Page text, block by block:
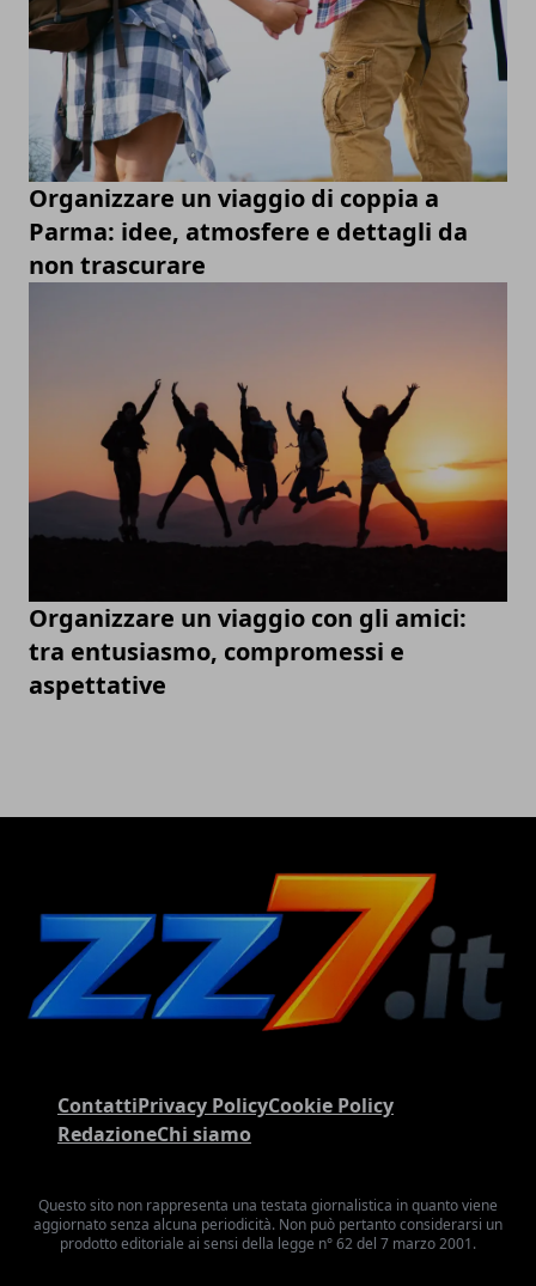
Organizzare un viaggio di coppia a
Parma: idee, atmosfere e dettagli da
non trascurare
Organizzare un viaggio con gli amici:
tra entusiasmo, compromessi e
aspettative
ContattiPrivacy PolicyCookie Policy
RedazioneChi siamo
Questo sito non rappresenta una testata giornalistica in quanto viene
aggiornato senza alcuna periodicità. Non può pertanto considerarsi un
prodotto editoriale ai sensi della legge n° 62 del 7 marzo 2001.